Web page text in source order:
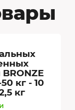
кг - 10
кг